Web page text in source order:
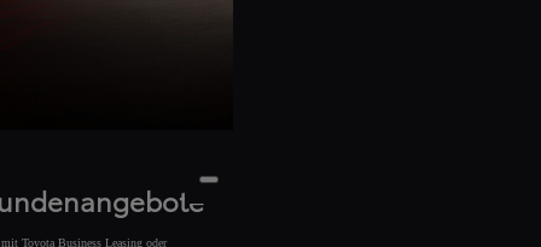
Toyota Business Leasing oder